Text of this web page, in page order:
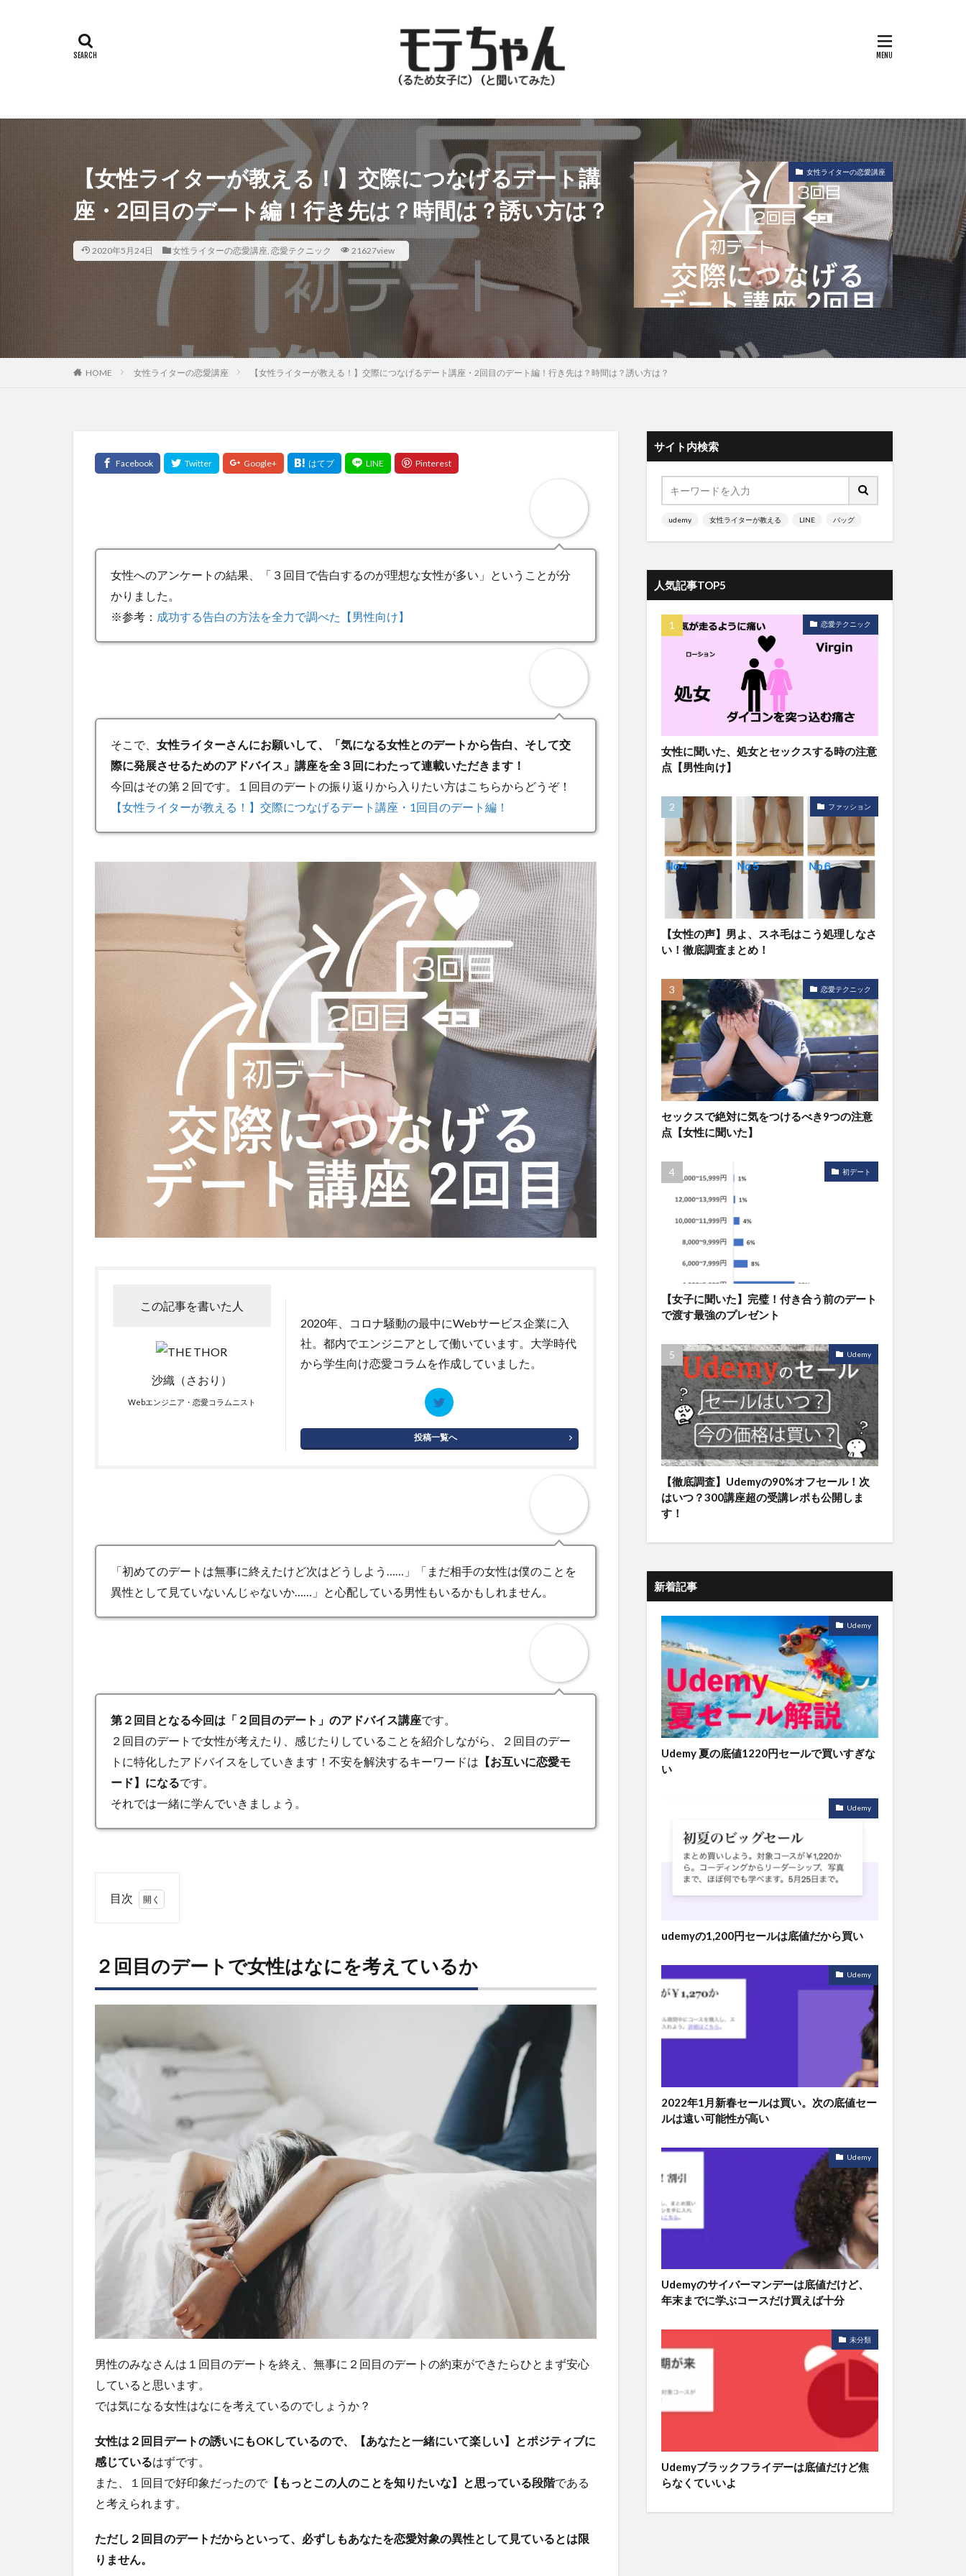
【女性ライターが教える！】交際につなげるデート講
座・2回目のデート編！行き先は？時間は？誘い方は？
2020年5月24日 女性ライターの恋愛講座, 恋愛テクニック 21627view
女性ライターの恋愛講座
HOME 女性ライターの恋愛講座 【女性ライターが教える！】交際につなげるデート講座・2回目のデート編！行き先は？時間は？誘い方は？
女性へのアンケートの結果、「３回目で告白するのが理想な女性が多い」ということが分
かりました。
※参考： 成功する告白の方法を全力で調べた【男性向け】
そこで、 女性ライターさんにお願いして、「気になる女性とのデートから告白、そして交
際に発展させるためのアドバイス」講座を全３回にわたって連載いただきます！
今回はその第２回です。１回目のデートの振り返りから入りたい方はこちらからどうぞ！
【女性ライターが教える！】交際につなげるデート講座・1回目のデート編！
この記事を書いた人
沙織（さおり）
Webエンジニア・恋愛コラムニスト
2020年、コロナ騒動の最中にWebサービス企業に入
社。都内でエンジニアとして働いています。大学時代
から学生向け恋愛コラムを作成していました。
投稿一覧へ
「初めてのデートは無事に終えたけど次はどうしよう……」「まだ相手の女性は僕のことを
異性として見ていないんじゃないか……」と心配している男性もいるかもしれません。
第２回目となる今回は「２回目のデート」のアドバイス講座です。
２回目のデートで女性が考えたり、感じたりしていることを紹介しながら、２回目のデー
トに特化したアドバイスをしていきます！不安を解決するキーワードは 【お互いに恋愛モ
ード】になるです。
それでは一緒に学んでいきましょう。
目次
目
女
は
え
目的
は？
2.1
①一
過ご
いて
居心
地の
良い
相手
思っ
ても
らう
２回目のデートで女性はなにを考えているか
男性のみなさんは１回目のデートを終え、無事に２回目のデートの約束ができたらひとまず安心
していると思います。
では気になる女性はなにを考えているのでしょうか？
女性は２回目デートの誘いにもOKしているので、【あなたと一緒にいて楽しい】とポジティブに
感じているはずです。
また、１回目で好印象だったので【もっとこの人のことを知りたいな】と思っている段階である
と考えられます。
ただし２回目のデートだからといって、必ずしもあなたを恋愛対象の異性として見ているとは限
りません。
サイト内検索
udemy 女性ライターが教える LINE バッグ
人気記事TOP5
恋愛テクニック
女性に聞いた、処女とセックスする時の注意
点【男性向け】
ファッション
【女性の声】男よ、スネ毛はこう処理しなさ
い！徹底調査まとめ！
恋愛テクニック
セックスで絶対に気をつけるべき9つの注意
点【女性に聞いた】
初デート
【女子に聞いた】完璧！付き合う前のデート
で渡す最強のプレゼント
Udemy
【徹底調査】Udemyの90%オフセール！次
はいつ？300講座超の受講レポも公開しま
す！
新着記事
Udemy
Udemy 夏の底値1220円セールで買いすぎな
い
Udemy
udemyの1,200円セールは底値だから買い
Udemy
2022年1月新春セールは買い。次の底値セー
ルは遠い可能性が高い
Udemy
Udemyのサイバーマンデーは底値だけど、
年末までに学ぶコースだけ買えば十分
未分類
Udemyブラックフライデーは底値だけど焦
らなくていいよ